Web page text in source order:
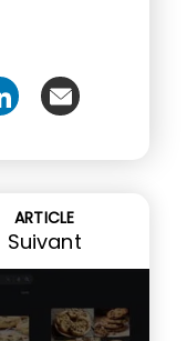
ARTICLE
Suivant